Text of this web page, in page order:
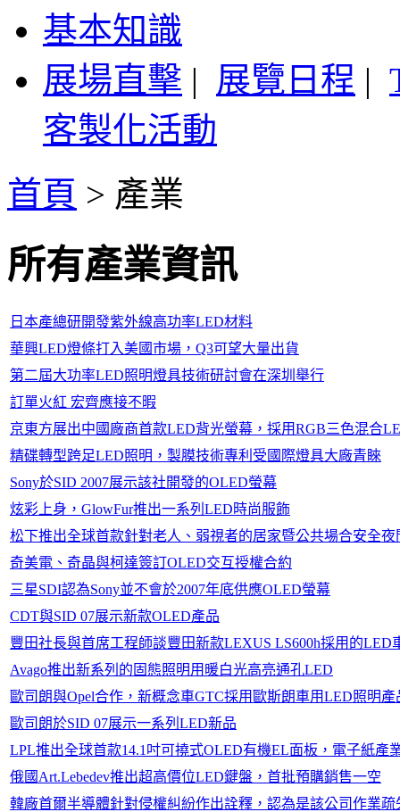
基本知識
展場直擊 | 展覽日程 |
客製化活動
首頁 > 產業
所有產業資訊
日本產總研開發紫外線高功率LED材料
華興LED燈條打入美國市場，Q3可望大量出貨
第二屆大功率LED照明燈具技術研討會在深圳舉行
訂單火紅 宏齊應接不暇
京東方展出中國廠商首款LED背光螢幕，採用RGB三色混合
精碟轉型跨足LED照明，製膜技術專利受國際燈具大廠青睞
Sony於SID 2007展示該社開發的OLED螢幕
炫彩上身，GlowFur推出一系列LED時尚服飾
松下推出全球首款針對老人、弱視者的居家暨公共場合安全
奇美電、奇晶與柯達簽訂OLED交互授權合約
三星SDI認為Sony並不會於2007年底供應OLED螢幕
CDT與SID 07展示新款OLED產品
豐田社長與首席工程師談豐田新款LEXUS LS600h採用的LED
Avago推出新系列的固態照明用暖白光高亮通孔LED
歐司朗與Opel合作，新概念車GTC採用歐斯朗車用LED照明產
歐司朗於SID 07展示一系列LED新品
LPL推出全球首款14.1吋可撓式OLED有機EL面板，電子紙產
俄國Art.Lebedev推出超高價位LED鍵盤，首批預購銷售一空
韓廠首爾半導體針對侵權糾紛作出詮釋，認為是該公司作業